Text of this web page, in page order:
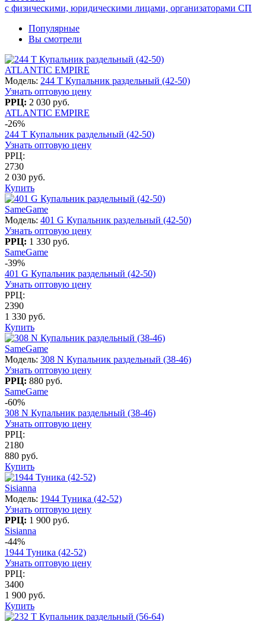
с физическими, юридическими лицами, организаторами СП
Популярные
Вы смотрели
ATLANTIC EMPIRE
Модель: 244 T Купальник раздельный (42-50)
Узнать оптовую цену
РРЦ: 2 030 руб.
ATLANTIC EMPIRE
-26%
244 T Купальник раздельный (42-50)
Узнать оптовую цену
РРЦ:
2730
2 030 руб.
Купить
SameGame
Модель: 401 G Купальник раздельный (42-50)
Узнать оптовую цену
РРЦ: 1 330 руб.
SameGame
-39%
401 G Купальник раздельный (42-50)
Узнать оптовую цену
РРЦ:
2390
1 330 руб.
Купить
SameGame
Модель: 308 N Купальник раздельный (38-46)
Узнать оптовую цену
РРЦ: 880 руб.
SameGame
-60%
308 N Купальник раздельный (38-46)
Узнать оптовую цену
РРЦ:
2180
880 руб.
Купить
Sisianna
Модель: 1944 Туника (42-52)
Узнать оптовую цену
РРЦ: 1 900 руб.
Sisianna
-44%
1944 Туника (42-52)
Узнать оптовую цену
РРЦ:
3400
1 900 руб.
Купить